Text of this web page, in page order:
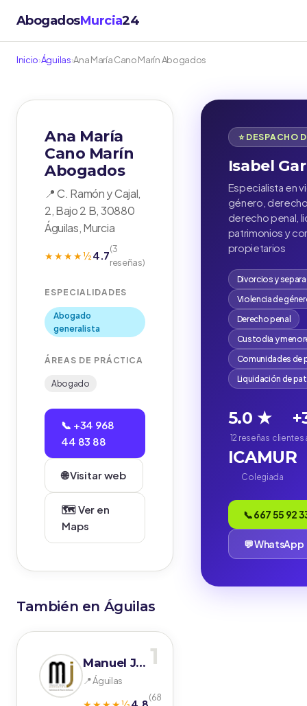
AbogadosMurcia24
Inicio›Águilas›Ana María Cano Marín Abogados
Ana María
Cano Marín
Abogados
📍 C. Ramón y Cajal,
2, Bajo 2 B, 30880
Águilas, Murcia
★★★★½4.7(3
reseñas)
ESPECIALIDADES
Abogado
generalista
ÁREAS DE PRÁCTICA
Abogado
📞 +34 968
44 83 88
🌐 Visitar web
🗺️ Ver en
Maps
También en Águilas
1
Manuel Jodar Asesores S.L.P.
📍 Águilas
(68
⭐ DESPACHO
Isabel
Especialista en
género,
derecho penal,
patrimonios y
propietarios
Divorcios y
Violencia de
Derecho penal
Custodia y
Comunidades de
Liquidación de
5.0 ★
12 reseñas clientes
ICAMUR
Colegiada
📞 667 55 92
💬 WhatsApp